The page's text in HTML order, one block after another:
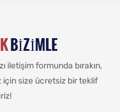
BIZIMLE
iletişim formunda bırakın,
için size ücretsiz bir teklif